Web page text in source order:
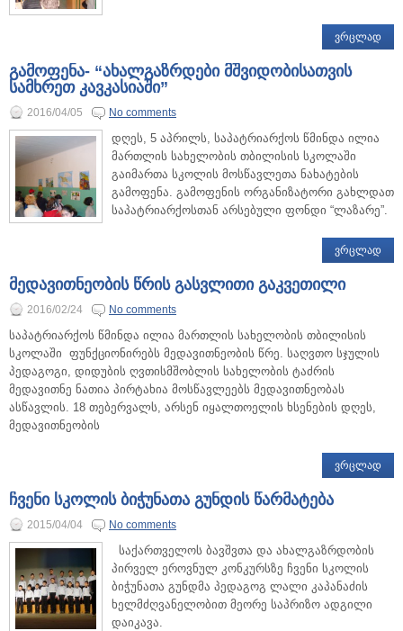
ᲕᲠᲪᲚᲐᲓ
გამოფენა- “ახალგაზრდები მშვიდობისათვის
სამხრეთ კავკასიაში”
2016/04/05 No comments
დღეს, 5 აპრილს, საპატრიარქოს წმინდა ილია
მართლის სახელობის თბილისის სკოლაში
გაიმართა სკოლის მოსწავლეთა ნახატების
გამოფენა. გამოფენის ორგანიზატორი გახლდათ
საპატრიარქოსთან არსებული ფონდი “ლაზარე”.
ᲕᲠᲪᲚᲐᲓ
მედავითნეობის წრის გასვლითი გაკვეთილი
2016/02/24 No comments
საპატრიარქოს წმინდა ილია მართლის სახელობის თბილისის
სკოლაში ფუნქციონირებს მედავითნეობის წრე. საღვთო სჯულის
პედაგოგი, დიდუბის ღვთისმშობლის სახელობის ტაძრის
მედავითნე ნათია პირტახია მოსწავლეებს მედავითნეობას
ასწავლის. 18 თებერვალს, არსენ იყალთოელის ხსენების დღეს,
მედავითნეობის
ᲕᲠᲪᲚᲐᲓ
ჩვენი სკოლის ბიჭუნათა გუნდის წარმატება
2015/04/04 No comments
საქართველოს ბავშვთა და ახალგაზრდობის
პირველ ეროვნულ კონკურსზე ჩვენი სკოლის
ბიჭუნათა გუნდმა პედაგოგ ლალი კაპანაძის
ხელმძღვანელობით მეორე საპრიზო ადგილი
დაიკავა.